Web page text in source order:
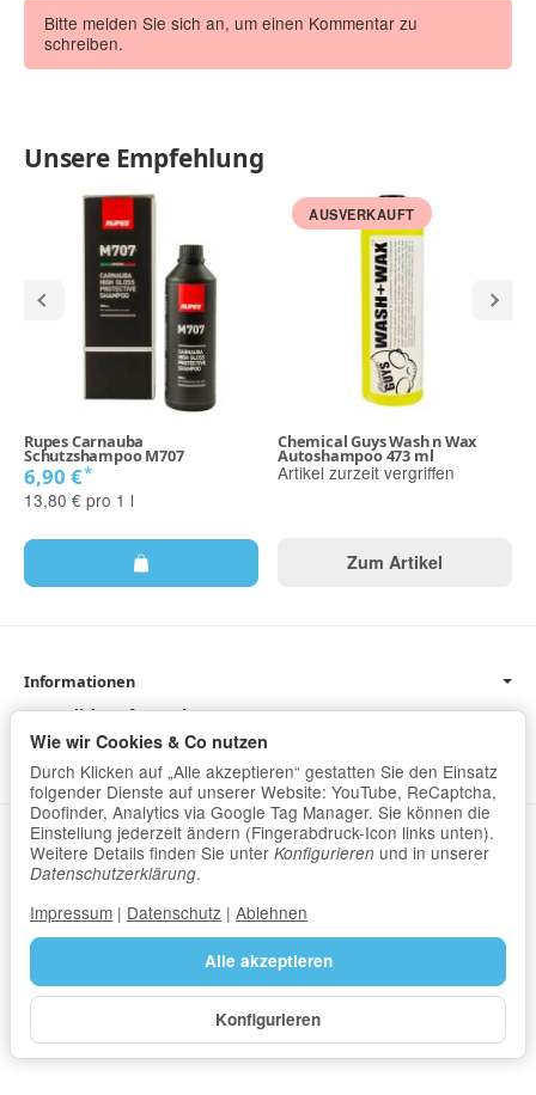
Bitte melden Sie sich an, um einen Kommentar zu
schreiben.
Unsere Empfehlung
Rupes Carnauba
Schutzshampoo M707
6,90 €*
13,80 € pro 1 l
AUSVERKAUFT
Chemical Guys Wash n Wax
Autoshampoo 473 ml
Artikel zurzeit vergriffen
Zum Artikel
Informationen
Gesetzliche Informationen
Newsletter
Datenschutz•Impressum
Vertrag widerrufen
Alle Preise inkl. gesetzlicher USt., zzgl.
© I.P.A. GmbH
Alle akzeptieren
Konfigurieren
Wie wir Cookies & Co nutzen
Durch Klicken auf „Alle akzeptieren“ gestatten Sie den Einsatz
folgender Dienste auf unserer Website: YouTube, ReCaptcha,
Doofinder, Analytics via Google Tag Manager. Sie können die
Einstellung jederzeit ändern (Fingerabdruck-Icon links unten).
Weitere Details finden Sie unter Konfigurieren und in unserer
Datenschutzerklärung.
Impressum | Datenschutz | Ablehnen